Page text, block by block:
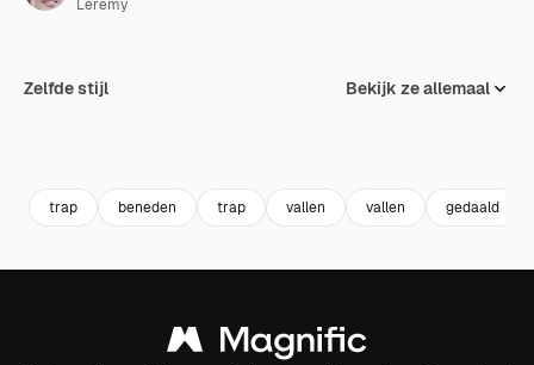
Leremy
Zelfde stijl Bekijk ze allemaal
trap beneden trap vallen vallen gedaald